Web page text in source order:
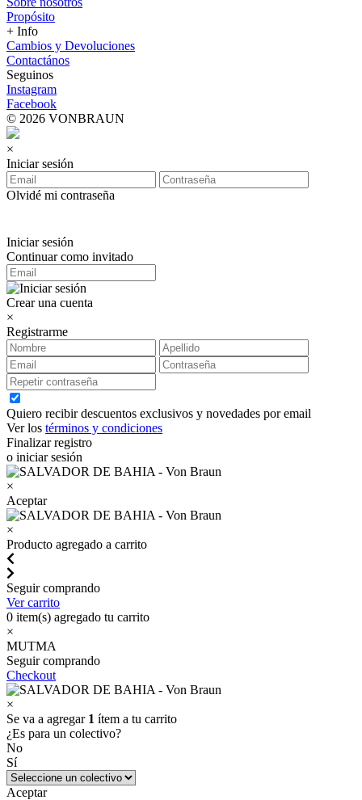
Propósito
+ Info
Cambios y Devoluciones
Contactános
Seguinos
Instagram
Facebook
© 2026 VONBRAUN
×
Iniciar sesión
Olvidé mi contraseña
Iniciar sesión
Continuar como invitado
Crear una cuenta
×
Registrarme
Quiero recibir descuentos exclusivos y novedades por email
Ver los términos y condiciones
Finalizar registro
o iniciar sesión
×
Aceptar
×
Producto agregado a carrito
Seguir comprando
Ver carrito
0 item(s) agregado tu carrito
×
MUTMA
Seguir comprando
Checkout
×
Se va a agregar 1 ítem a tu carrito
¿Es para un colectivo?
No
Sí
Aceptar